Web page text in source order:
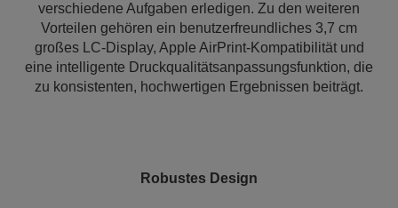
verschiedene Aufgaben erledigen. Zu den weiteren
Vorteilen gehören ein benutzerfreundliches 3,7 cm
großes LC-Display, Apple AirPrint-Kompatibilität und
eine intelligente Druckqualitätsanpassungsfunktion, die
zu konsistenten, hochwertigen Ergebnissen beiträgt.
Robustes Design